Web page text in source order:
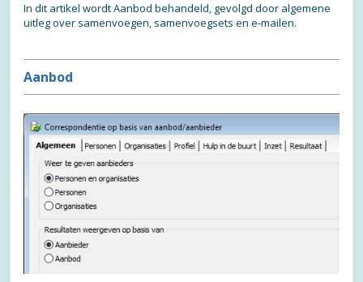
In dit artikel wordt Aanbod behandeld, gevolgd door algemene
uitleg over samenvoegen, samenvoegsets en e-mailen.
Aanbod